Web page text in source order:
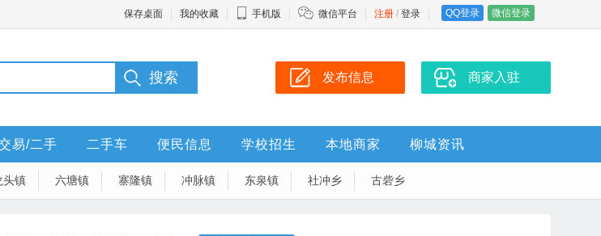
保存桌面 我的收藏 手机版 微信平台 注册 / 登录 QQ登录 微信登录
发布信息 商家入驻
易/二手 二手车 便民信息 学校招生 本地商家 柳城资讯
头镇 六塘镇 寨隆镇 冲脉镇 东泉镇 社冲乡 古砦乡